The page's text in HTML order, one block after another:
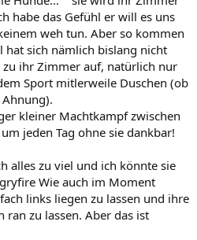
habe das Gefühl er will es uns
weh tun. Aber so kommen
hat sich nämlich bislang nicht
ihr Zimmer auf, natürlich nur
Sport mitlerweile Duschen (ob
kleiner Machtkampf zwischen
jeden Tag ohne sie dankbar!
alles zu viel und ich könnte sie
Wie auch im Moment
links liegen zu lassen und ihre
ran zu lassen. Aber das ist